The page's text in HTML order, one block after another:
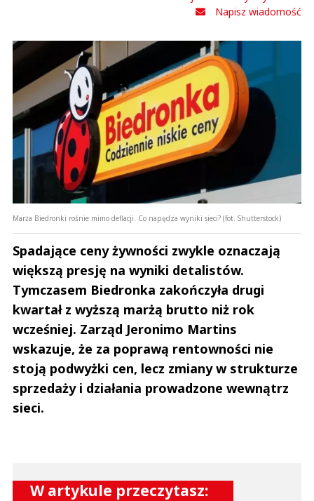
Napisz wiadomość
Marża Biedronki rośnie mimo deflacji. Co napędza wyniki sieci? (fot. Shutterstock)
Spadające ceny żywności zwykle oznaczają
większą presję na wyniki detalistów.
Tymczasem Biedronka zakończyła drugi
kwartał z wyższą marżą brutto niż rok
wcześniej. Zarząd Jeronimo Martins
wskazuje, że za poprawą rentowności nie
stoją podwyżki cen, lecz zmiany w strukturze
sprzedaży i działania prowadzone wewnątrz
sieci.
W artykule przeczytasz: